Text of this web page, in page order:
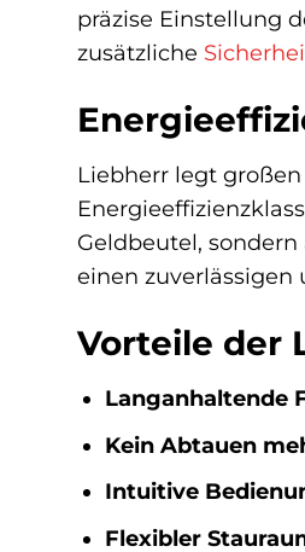
präzise Einstellung
zusätzliche
Liebherr legt
Geldbeutel,
einen zuverlässigen
Vorteile der
Langanhaltende
Kein Abtauen
Intuitive
Flexibler